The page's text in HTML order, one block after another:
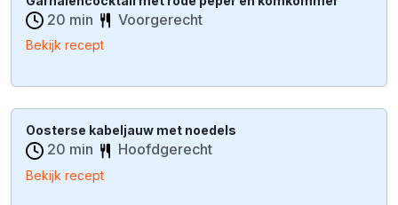
20 min Voorgerecht
Bekijk recept
Oosterse kabeljauw met noedels
20 min Hoofdgerecht
Bekijk recept